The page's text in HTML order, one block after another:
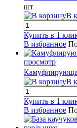
шт
В
Купить в 1
В избранное
просмотр
В
Купить в 1
В избранное